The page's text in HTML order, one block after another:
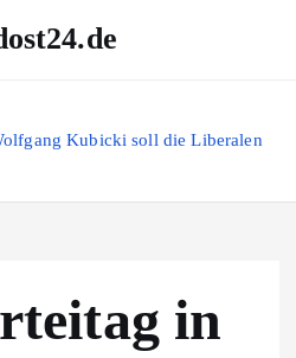
Kubicki soll die Liberalen
in